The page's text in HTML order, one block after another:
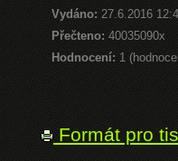
Vydáno: 27.6.2016
Přečteno:40035090x
Hodnocení: 1
Formát pro